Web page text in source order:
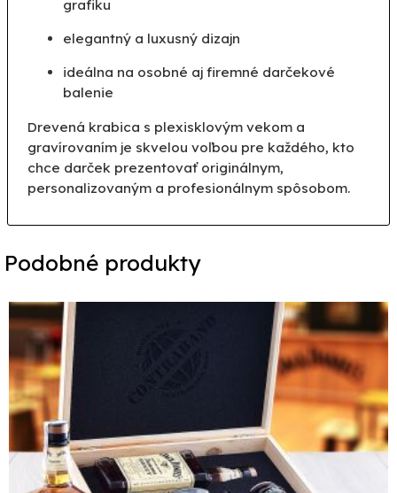
grafiku
elegantný a luxusný dizajn
ideálna na osobné aj firemné darčekové
balenie
Drevená krabica s plexisklovým vekom a
gravírovaním je skvelou voľbou pre každého, kto
chce darček prezentovať originálnym,
personalizovaným a profesionálnym spôsobom.
Podobné produkty